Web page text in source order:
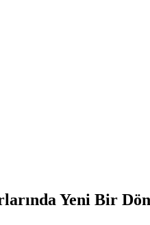
Yeni Bir